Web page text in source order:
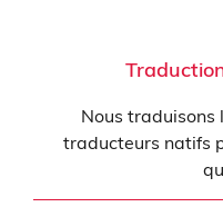
Nous traduisons
traducteurs natifs